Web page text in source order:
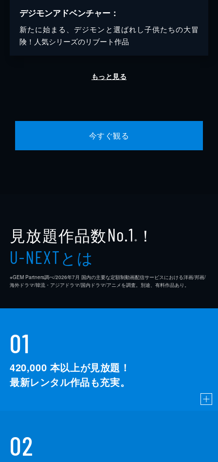
デジモンアドベンチャー：
新たに始まる、デジモンと選ばれし子供たちの大冒
険！人気シリーズのリブート作品
もっと見る
今すぐ観る
見放題作品数No.1 ※ ！
U-NEXTとは
※GEM Partners調べ/2026年7⽉ 国内の主要な定額制動画配信サービスにおける洋画/邦画/
海外ドラマ/韓流・アジアドラマ/国内ドラマ/アニメを調査。別途、有料作品あり。
01
420,000 本以上が見放題！
最新レンタル作品も充実。
02